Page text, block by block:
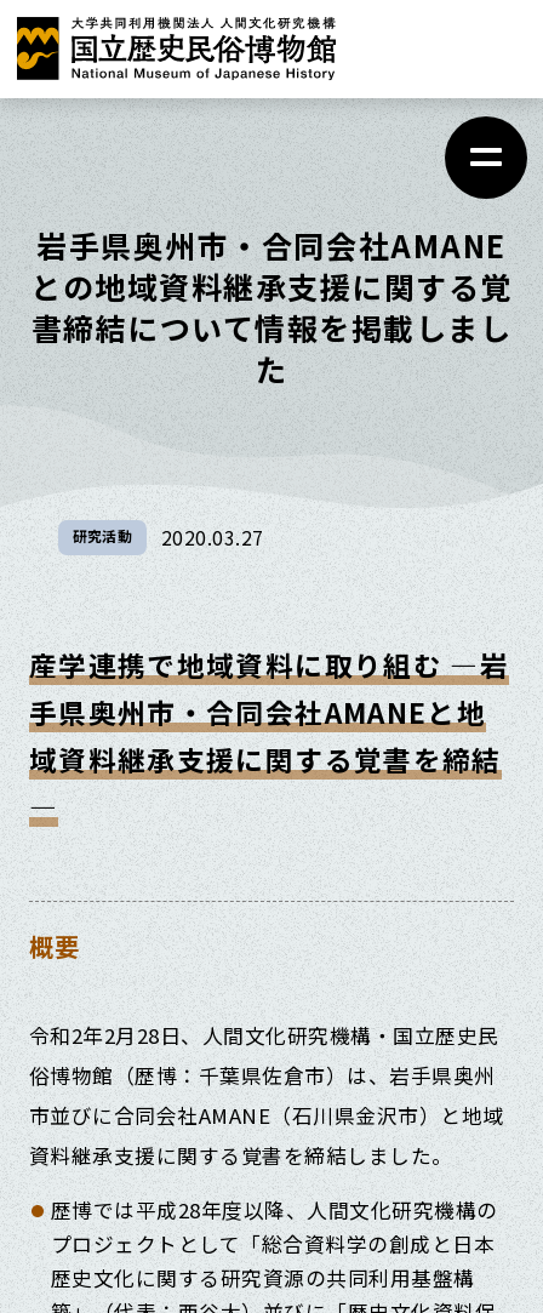
岩手県奥州市・合同会社AMANE
との地域資料継承支援に関する覚
書締結について情報を掲載しまし
た
研究活動 2020.03.27
産学連携で地域資料に取り組む ―岩
手県奥州市・合同会社AMANEと地
域資料継承支援に関する覚書を締結
―
概要
令和2年2月28日、人間文化研究機構・国立歴史民
俗博物館（歴博：千葉県佐倉市）は、岩手県奥州
市並びに合同会社AMANE（石川県金沢市）と地域
資料継承支援に関する覚書を締結しました。
歴博では平成28年度以降、人間文化研究機構の
プロジェクトとして「総合資料学の創成と日本
歴史文化に関する研究資源の共同利用基盤構